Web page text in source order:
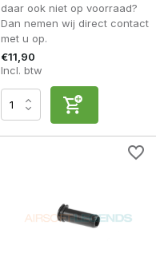
daar ook niet op voorraad?
Dan nemen wij direct contact
met u op.
€11,90
Incl. btw